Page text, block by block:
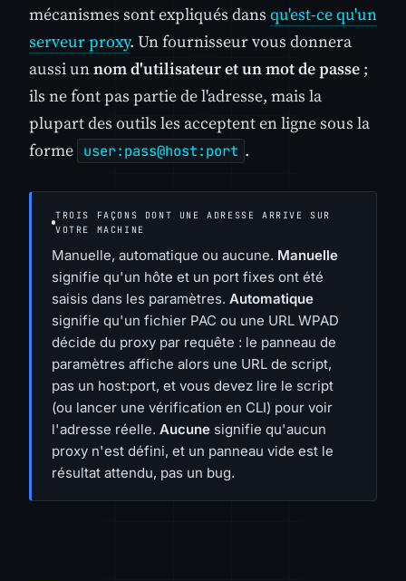
mécanismes sont expliqués dans qu'est-ce qu'un
serveur proxy. Un fournisseur vous donnera
aussi unnom d'utilisateur et un mot de passe ;
ils ne font pas partie de l'adresse, mais la
plupart des outils les acceptent en ligne sous la
forme user:pass@host:port .
TROIS FAÇONS DONT UNE ADRESSE ARRIVE SUR
VOTRE MACHINE
Manuelle, automatique ou aucune. Manuelle
signifie qu'un hôte et un port fixes ont été
saisis dans les paramètres. Automatique
signifie qu'un fichier PAC ou une URL WPAD
décide du proxy par requête : le panneau de
paramètres affiche alors une URL de script,
pas un host:port, et vous devez lire le script
(ou lancer une vérification en CLI) pour voir
l'adresse réelle. Aucune signifie qu'aucun
proxy n'est défini, et un panneau vide est le
résultat attendu, pas un bug.